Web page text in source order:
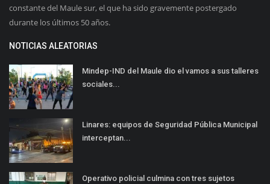
constante del Maule sur, el que ha sido gravemente postergado
durante los últimos 50 años.
NOTICIAS ALEATORIAS
Mindep-IND del Maule dio el vamos a sus talleres
sociales...
Linares: equipos de Seguridad Pública Municipal
interceptan...
Operativo policial culmina con tres sujetos